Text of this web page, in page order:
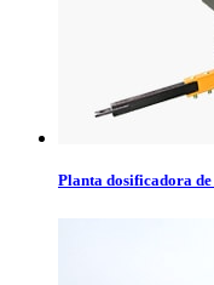
Planta dosificadora